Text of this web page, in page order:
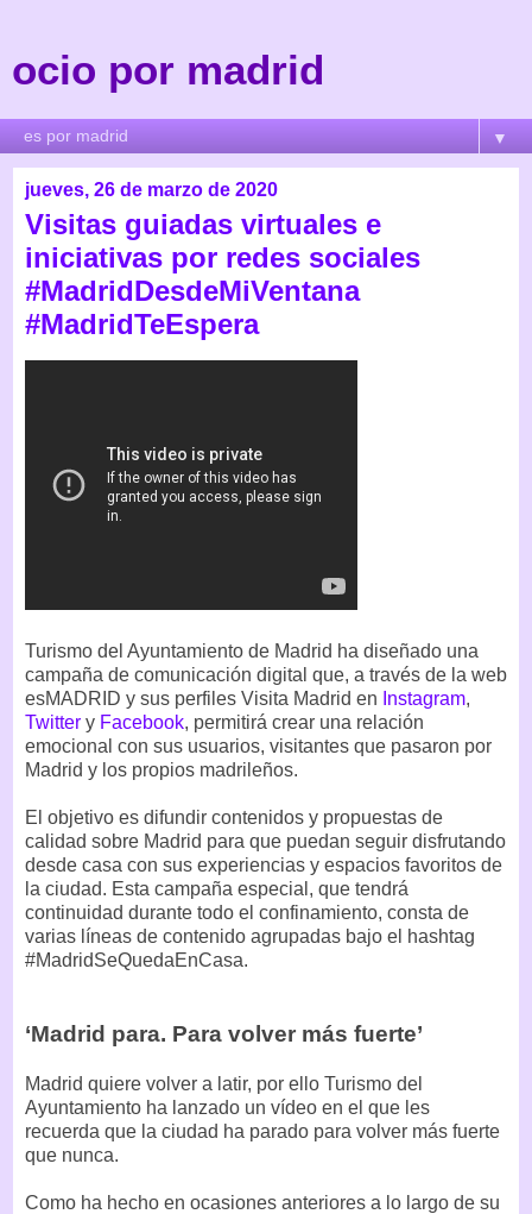
ocio por madrid
▼
jueves, 26 de marzo de 2020
Visitas guiadas virtuales e
iniciativas por redes sociales
#MadridDesdeMiVentana
#MadridTeEspera
Turismo del Ayuntamiento de Madrid ha diseñado una
campaña de comunicación digital que, a través de la web
esMADRID y sus perfiles Visita Madrid en Instagram,
Twitter y Facebook, permitirá crear una relación
emocional con sus usuarios, visitantes que pasaron por
Madrid y los propios madrileños.
El objetivo es difundir contenidos y propuestas de
calidad sobre Madrid para que puedan seguir disfrutando
desde casa con sus experiencias y espacios favoritos de
la ciudad. Esta campaña especial, que tendrá
continuidad durante todo el confinamiento, consta de
varias líneas de contenido agrupadas bajo el hashtag
#MadridSeQuedaEnCasa.
‘Madrid para. Para volver más fuerte’
Madrid quiere volver a latir, por ello Turismo del
Ayuntamiento ha lanzado un vídeo en el que les
recuerda que la ciudad ha parado para volver más fuerte
que nunca.
Como ha hecho en ocasiones anteriores a lo largo de su